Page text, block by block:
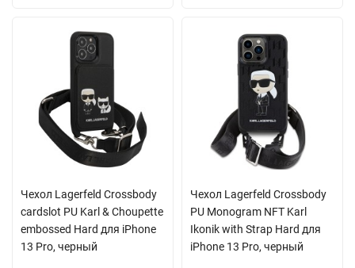
Чехол Lagerfeld Crossbody
cardslot PU Karl & Choupette
embossed Hard для iPhone
13 Pro, черный
Чехол Lagerfeld Crossbody
PU Monogram NFT Karl
Ikonik with Strap Hard для
iPhone 13 Pro, черный